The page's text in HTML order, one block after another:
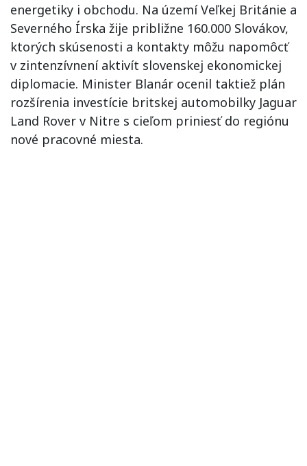
energetiky i obchodu. Na území Veľkej Británie a
Severného Írska žije približne 160.000 Slovákov,
ktorých skúsenosti a kontakty môžu napomôcť
v zintenzívnení aktivít slovenskej ekonomickej
diplomacie. Minister Blanár ocenil taktiež plán
rozšírenia investície britskej automobilky Jaguar
Land Rover v Nitre s cieľom priniesť do regiónu
nové pracovné miesta.